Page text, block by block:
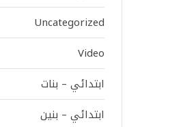
Uncategorized
Video
ابتدائي – بنات
ابتدائي – بنين